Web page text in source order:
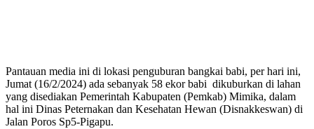
Pantauan media ini di lokasi penguburan bangkai babi, per hari ini,
Jumat (16/2/2024) ada sebanyak 58 ekor babi dikuburkan di lahan
yang disediakan Pemerintah Kabupaten (Pemkab) Mimika, dalam
hal ini Dinas Peternakan dan Kesehatan Hewan (Disnakkeswan) di
Jalan Poros Sp5-Pigapu.